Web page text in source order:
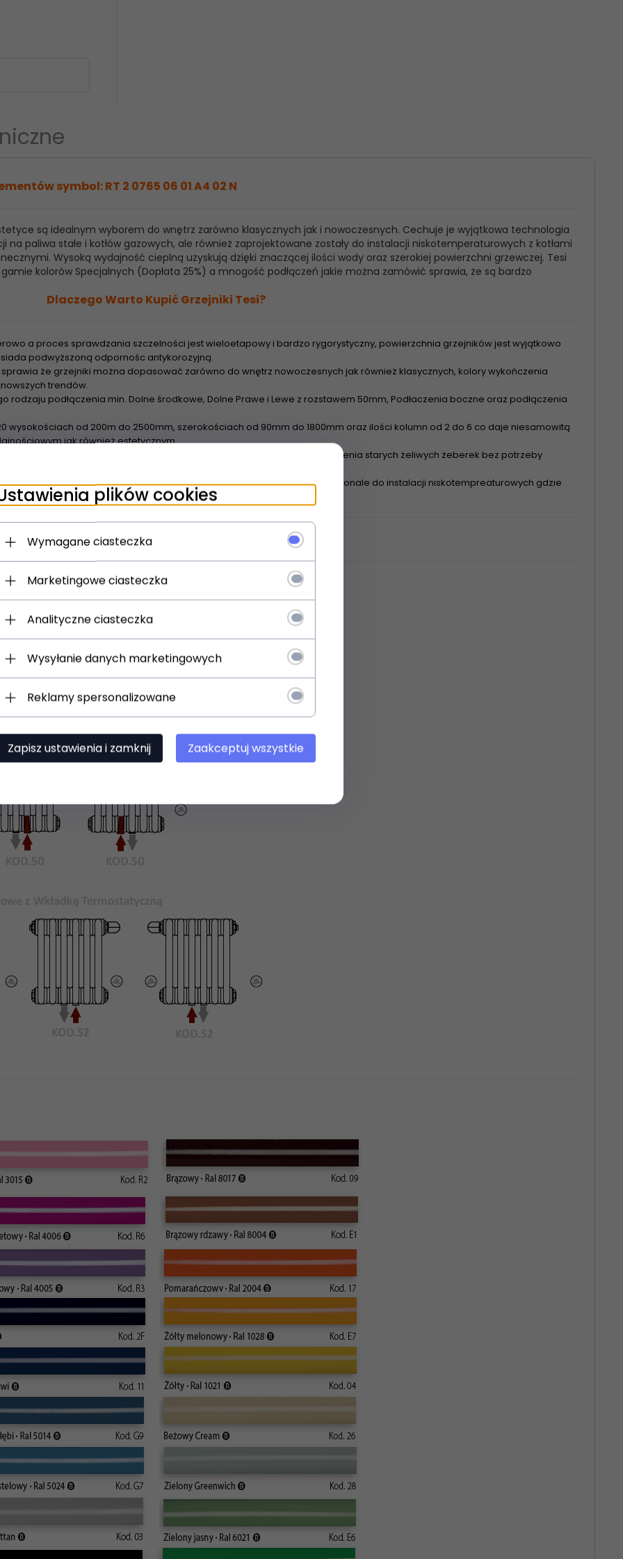
symbol: RT 2 0765 06 01 A4 02 N
są idealnym wyborem do wnętrz zarówno klasycznych jak i nowoczesnych. Cechuje je wyjątkowa technologia
na paliwa stałe i kotłów gazowych, ale również zaprojektowane zostały do instalacji niskotemperaturowych z kotłami
Wysoką wydajność cieplną uzyskują dzięki znaczącej ilości wody oraz szerokiej powierzchni grzewczej. Tesi
kolorów Specjalnych (Dopłata 25%) a mnogość podłączeń jakie można zamówić sprawia, że są bardzo
Dlaczego Warto Kupić Grzejniki Tesi?
a proces sprawdzania szczelności jest wieloetapowy i bardzo rygorystyczny, powierzchnia grzejników jest wyjątkowo
podwyższoną odpornośc antykorozyjną.
że grzejniki można dopasować zarówno do wnętrz nowoczesnych jak również klasycznych, kolory wykończenia
trendów.
podłączenia min. Dolne środkowe, Dolne Prawe i Lewe z rozstawem 50mm, Podłaczenia boczne oraz podłączenia
wysokościach od 200m do 2500mm, szerokościach od 90mm do 1800mm oraz ilości kolumn od 2 do 6 co daje niesamowitą
jak również estetycznym
grzejników z rozstawem bocznym 500m Tesi nadają się do zastąpienia starych żeliwych żeberek bez potrzeby
- Dzięki szerokiej powierzchni grzewczej grzejniki nadaja się doskonale do instalacji niskotempreaturowych gdzie
z pompami ciepła oraz kolektorami słonecznymi
plików cookies
Wymagane ciasteczka
Marketingowe ciasteczka
Analityczne ciasteczka
Wysyłanie danych marketingowych
Reklamy spersonalizowane
Zapisz ustawienia i zamknij Zaakceptuj wszystkie